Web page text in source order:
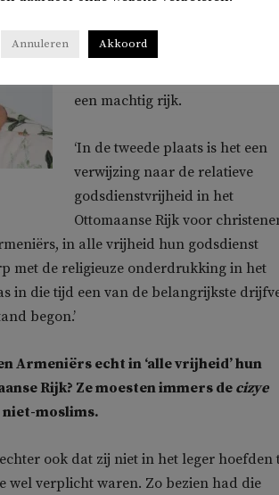
beginjaren van de
onafhankelijkheidsstrijd was
groot tekort aan geld,
een machtig rijk.
‘In de tweede plaats is het een
verwijzing naar de relatieve
godsdienstvrijheid in het
Ottomaanse Rijk voor
in alle vrijheid hun godsdienst
met de religieuze onderdrukking in het
in die tijd een van de belangrijkste
begon.’
Armeniërs echt in ‘alle vrijheid’ hun
Rijk? Ze moesten immers de cizye
moslims.
ook dat zij niet in het leger hoefden
wel verplicht waren. Zo bezien had die
Annuleren Akkoord